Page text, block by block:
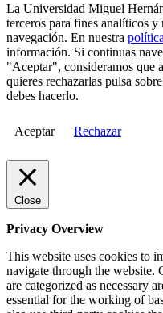
La Universidad Miguel
terceros para fines analíticos y
navegación. En nuestra
información. Si continuas
"Aceptar", consideramos que
quieres rechazarlas pulsa
debes hacerlo.
Aceptar Rechazar
Close
Privacy Overview
This website uses cookies to
navigate through the website.
are categorized as necessary
essential for the working of